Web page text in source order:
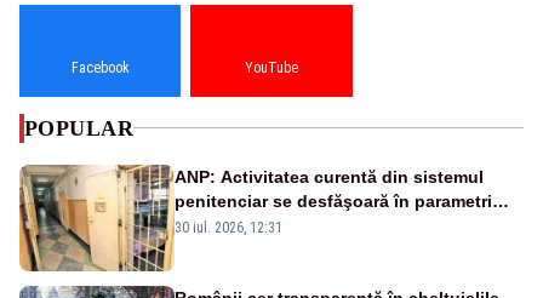
Facebook YouTube
POPULAR
ANP: Activitatea curentă din sistemul
penitenciar se desfăşoară în parametri
normali
30 iul. 2026, 12:31